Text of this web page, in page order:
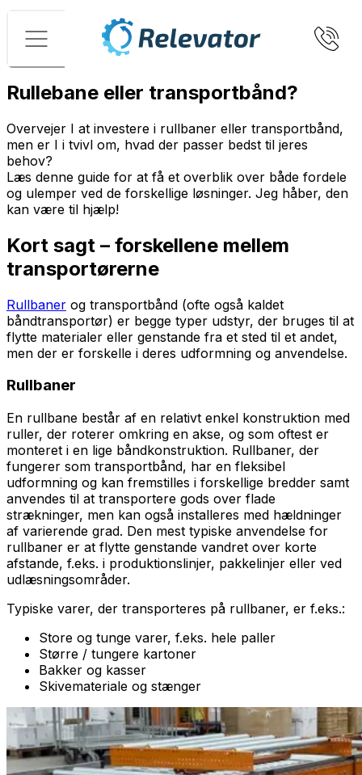
Menu
Rullebane eller transportbånd?
Overvejer I at investere i rullbaner eller transportbånd,
men er I i tvivl om, hvad der passer bedst til jeres
behov?
Læs denne guide for at få et overblik over både fordele
og ulemper ved de forskellige løsninger. Jeg håber, den
kan være til hjælp!
Kort sagt – forskellene mellem
transportørerne
Rullbaner og transportbånd (ofte også kaldet
båndtransportør) er begge typer udstyr, der bruges til at
flytte materialer eller genstande fra et sted til et andet,
men der er forskelle i deres udformning og anvendelse.
Rullbaner
En rullbane består af en relativt enkel konstruktion med
ruller, der roterer omkring en akse, og som oftest er
monteret i en lige båndkonstruktion. Rullbaner, der
fungerer som transportbånd, har en fleksibel
udformning og kan fremstilles i forskellige bredder samt
anvendes til at transportere gods over flade
strækninger, men kan også installeres med hældninger
af varierende grad. Den mest typiske anvendelse for
rullbaner er at flytte genstande vandret over korte
afstande, f.eks. i produktionslinjer, pakkelinjer eller ved
udlæsningsområder.
Typiske varer, der transporteres på rullbaner, er f.eks.:
Store og tunge varer, f.eks. hele paller
Større / tungere kartoner
Bakker og kasser
Skivemateriale og stænger